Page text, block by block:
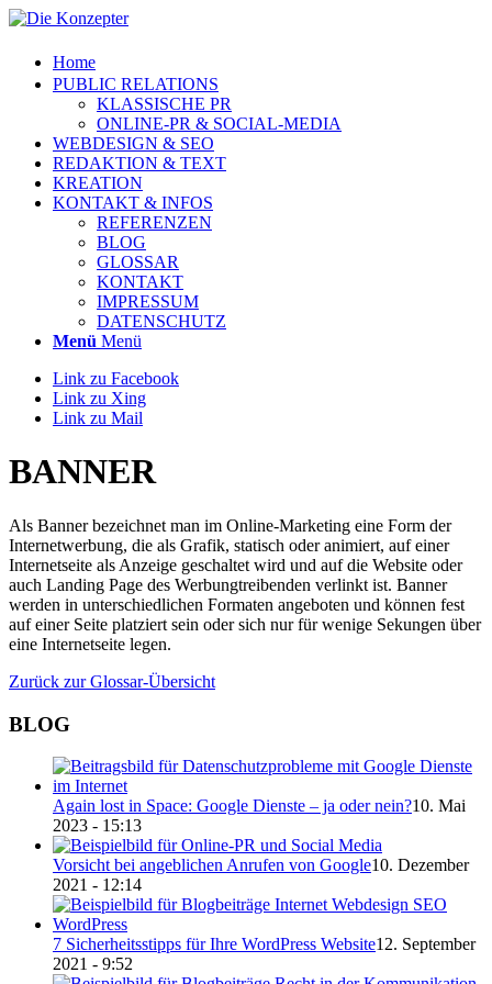
Home
PUBLIC RELATIONS
KLASSISCHE PR
ONLINE-PR & SOCIAL-MEDIA
WEBDESIGN & SEO
REDAKTION & TEXT
KREATION
KONTAKT & INFOS
REFERENZEN
BLOG
GLOSSAR
KONTAKT
IMPRESSUM
DATENSCHUTZ
Menü Menü
Link zu Facebook
Link zu Xing
Link zu Mail
BANNER
Als Banner bezeichnet man im Online-Marketing eine Form der
Internetwerbung, die als Grafik, statisch oder animiert, auf einer
Internetseite als Anzeige geschaltet wird und auf die Website oder
auch Landing Page des Werbungtreibenden verlinkt ist. Banner
werden in unterschiedlichen Formaten angeboten und können fest
auf einer Seite platziert sein oder sich nur für wenige Sekungen über
eine Internetseite legen.
Zurück zur Glossar-Übersicht
BLOG
Again lost in Space: Google Dienste – ja oder nein?10. Mai
2023 - 15:13
Vorsicht bei angeb­lichen Anrufen von Google10. Dezember
2021 - 12:14
7 Sicher­heitss­tipps für Ihre WordPress Website12. September
2021 - 9:52